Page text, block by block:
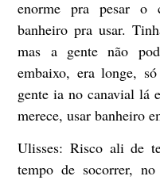
enorme pra pesar o
banheiro pra usar.
mas a gente não
embaixo, era longe,
gente ia no canavial lá
merece, usar banheiro
Ulisses: Risco ali de
tempo de socorrer,